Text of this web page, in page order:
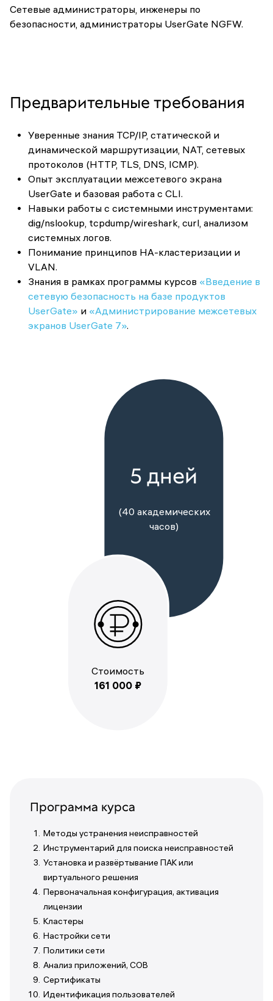
Сетевые администраторы, инженеры по
безопасности, администраторы UserGate NGFW.
Предварительные требования
Уверенные знания TCP/IP, статической и
динамической маршрутизации, NAT, сетевых
протоколов (HTTP, TLS, DNS, ICMP).
Опыт эксплуатации межсетевого экрана
UserGate и базовая работа с CLI.
Навыки работы с системными инструментами:
dig/nslookup, tcpdump/wireshark, curl, анализом
системных логов.
Понимание принципов HA-кластеризации и
VLAN.
Знания в рамках программы курсов «Введение в
сетевую безопасность на базе продуктов
UserGate» и «Администрирование межсетевых
экранов UserGate 7».
Стоимость
161 000 ₽
5 дней
(40 академических
часов)
Программа курса
Методы устранения неисправностей
Инструментарий для поиска неисправностей
Установка и развёртывание ПАК или
виртуального решения
Первоначальная конфигурация, активация
лицензии
Кластеры
Настройки сети
Политики сети
Анализ приложений, СОВ
Сертификаты
Идентификация пользователей